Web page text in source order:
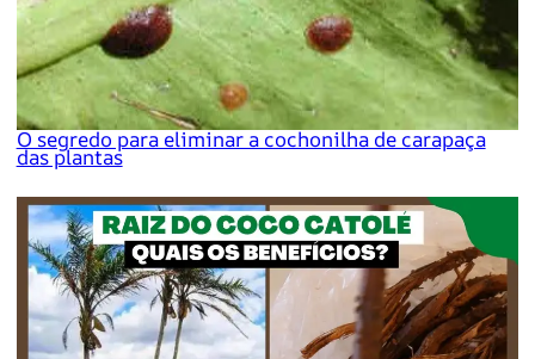
O segredo para eliminar a cochonilha de carapaça
das plantas